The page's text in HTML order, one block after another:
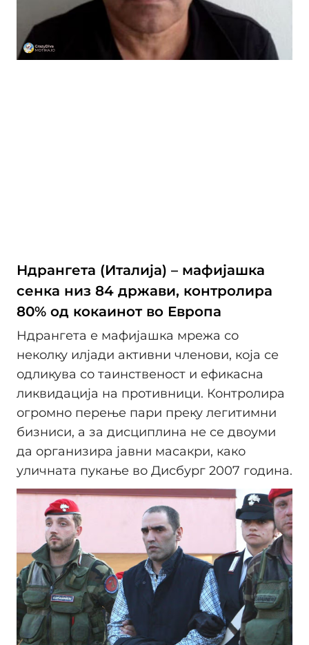
Ндрангета (Италија) – мафијашка
сенка низ 84 држави, контролира
80% од кокаинот во Европа
Ндрангета е мафијашка мрежа со
неколку илјади активни членови, која се
одликува со таинственост и ефикасна
ликвидација на противници. Контролира
огромно перење пари преку легитимни
бизниси, а за дисциплина не се двоуми
да организира јавни масакри, како
уличната пукање во Дисбург 2007 година.